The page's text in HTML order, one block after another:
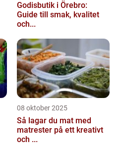
Godisbutik i Örebro:
Guide till smak, kvalitet
och...
08 oktober 2025
Så lagar du mat med
matrester på ett kreativt
och ...